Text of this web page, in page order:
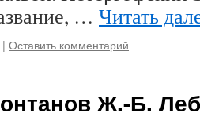
… Читать
| Оставить комментарий
Ж.-Б.